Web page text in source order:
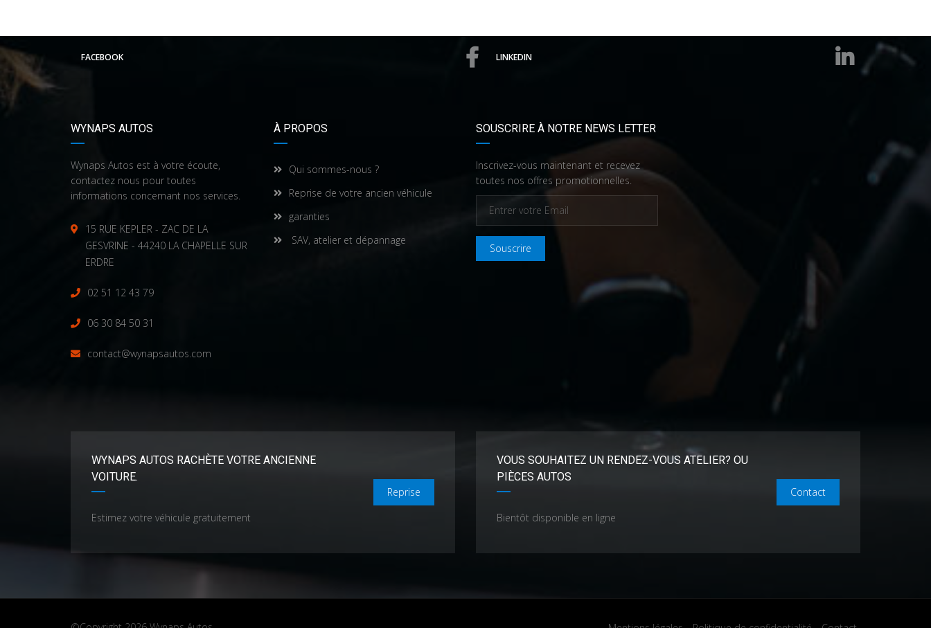
FACEBOOK LINKEDIN
WYNAPS AUTOS
Wynaps Autos est à votre écoute,
contactez nous pour toutes
informations concernant nos services.
15 RUE KEPLER - ZAC DE LA
GESVRINE - 44240 LA CHAPELLE SUR
ERDRE
02 51 12 43 79
06 30 84 50 31
contact@wynapsautos.com
À PROPOS
Qui sommes-nous ?
Reprise de votre ancien véhicule
garanties
SAV, atelier et dépannage
SOUSCRIRE À NOTRE NEWS LETTER
Inscrivez-vous maintenant et recevez
toutes nos offres promotionnelles.
Souscrire
WYNAPS AUTOS RACHÈTE VOTRE ANCIENNE
VOITURE.
Estimez votre véhicule gratuitement
Reprise
VOUS SOUHAITEZ UN RENDEZ-VOUS ATELIER? OU
PIÈCES AUTOS
Bientôt disponible en ligne
Contact